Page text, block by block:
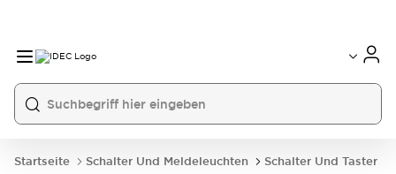
Startseite Schalter Und Meldeleuchten
Schalter Und Taster